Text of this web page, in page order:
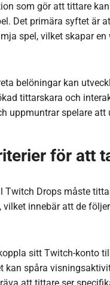
som gör att tittare
Det primära syftet är
spel, vilket skapar
belöningar kan
tittarskara och
uppmuntrar spelare att
för att
Twitch Drops måste
innebär att de
sitt Twitch-konto
kan spåra